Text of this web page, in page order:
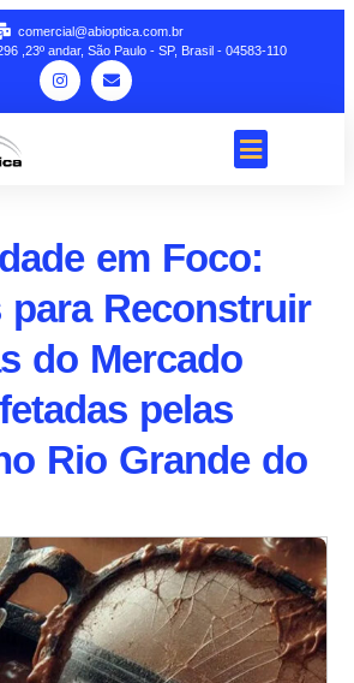
comercial@abioptica.com.br
,23º andar, São Paulo - SP, Brasil - 04583-110
em Foco:
para Reconstruir
do Mercado
pelas
Rio Grande do